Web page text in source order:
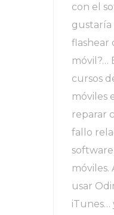
con el
gustaría
flashear
móvil?…
cursos
móviles
reparar
fallo
móviles.
usar
iTunes…